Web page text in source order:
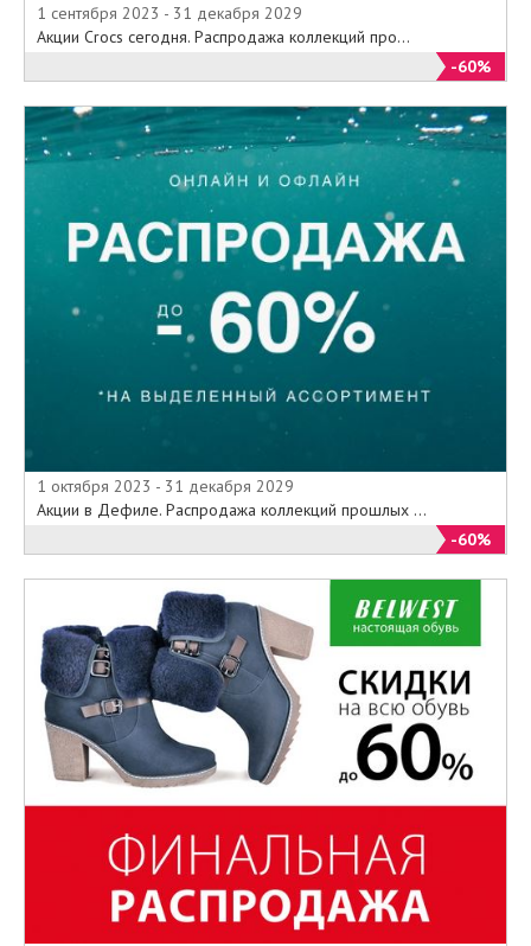
1 сентября 2023 - 31 декабря 2029
Акции Crocs сегодня. Распродажа коллекций про...
-60%
1 октября 2023 - 31 декабря 2029
Акции в Дефиле. Распродажа коллекций прошлых ...
-60%